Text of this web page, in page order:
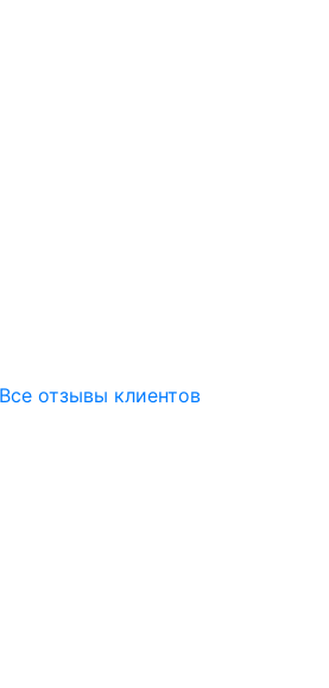
Все отзывы клиентов